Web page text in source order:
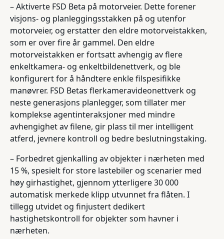
– Aktiverte FSD Beta på motorveier. Dette forener
visjons- og planleggingsstakken på og utenfor
motorveier, og erstatter den eldre motorveistakken,
som er over fire år gammel. Den eldre
motorveistakken er fortsatt avhengig av flere
enkeltkamera- og enkeltbildenettverk, og ble
konfigurert for å håndtere enkle filspesifikke
manøvrer. FSD Betas flerkameravideonettverk og
neste generasjons planlegger, som tillater mer
komplekse agentinteraksjoner med mindre
avhengighet av filene, gir plass til mer intelligent
atferd, jevnere kontroll og bedre beslutningstaking.
– Forbedret gjenkalling av objekter i nærheten med
15 %, spesielt for store lastebiler og scenarier med
høy girhastighet, gjennom ytterligere 30 000
automatisk merkede klipp utvunnet fra flåten. I
tillegg utvidet og finjustert dedikert
hastighetskontroll for objekter som havner i
nærheten.